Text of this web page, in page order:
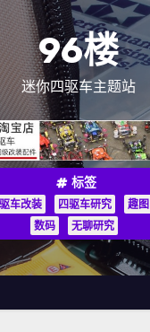
96楼
迷你四驱车主题站
标签
车改装 四驱车研究 趣图
数码
无聊研究